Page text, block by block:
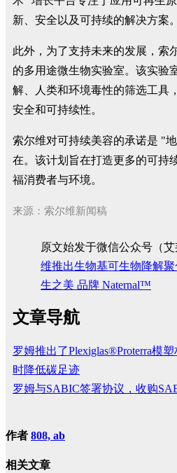
新、安全以及可持续的解决方案。
此外，为了支持未来的发展，索
的多用途微生物实验室。该实验
解、人类和环境毒性的筛选工具
安全和可持续性。
索尔维对可持续美容的承诺是 "
在。该计划旨在打造更多的可持
福消费者与环境。
来源：索尔维新闻稿
原文始发于微信公众号（艾
维推出生物基可生物降解
生之美 品牌 Naternal™
文章导航
罗姆推出了Plexiglas®Proterra模
时降低碳足迹
罗姆与SABIC签署协议，收购
作者 808, ab
相关文章